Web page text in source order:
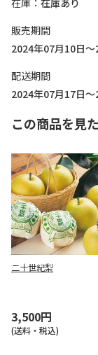
在庫
在庫あり
販売期間
2024年07月10日
配送期間
2024年07月17日
この商品を見
二十世紀梨
3,500円
(送料・税込)